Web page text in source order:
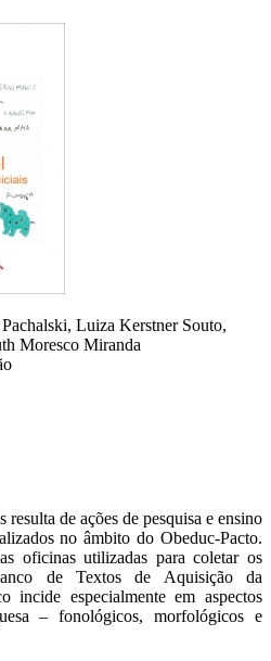
Luiza Kerstner Souto,
Moresco Miranda
resulta de ações de pesquisa e ensino
no âmbito do Obeduc-Pacto.
oficinas utilizadas para coletar os
de Textos de Aquisição da
incide especialmente em aspectos
– fonológicos, morfológicos e